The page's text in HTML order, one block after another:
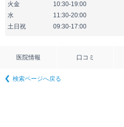
火金
10:30-19:00
水
11:30-20:00
土日祝
09:30-17:00
医院情報 口コミ
検索ページへ戻る